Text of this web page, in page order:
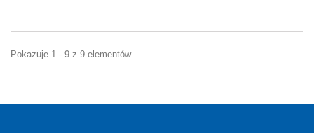
Pokazuje 1 - 9 z 9 elementów